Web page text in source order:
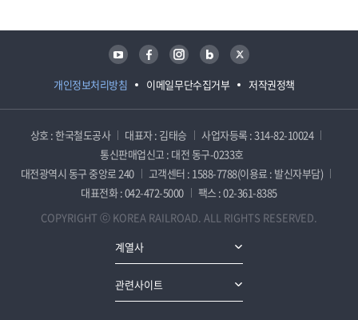
개인정보처리방침 이메일무단수집거부 저작권정책
유튜브 페이스북 인스타그램 블로그 트위터
상호 : 한국철도공사 대표자 : 김태승
사업자등록 : 314-82-10024
통신판매업신고 : 대전 동구-0233호
대전광역시 동구 중앙로 240
고객센터 : 1588-7788(이용료 : 발신자부담)
대표전화 : 042-472-5000
팩스 : 02-361-8385
COPYRIGHT ⓒ KOREA RAILROAD. ALL RIGHTS RESERVED.
계열사
관련사이트